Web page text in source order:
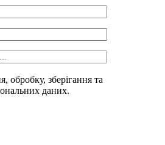
обробку, зберігання та
даних.